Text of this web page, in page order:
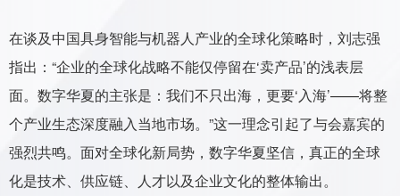
在谈及中国具身智能与机器人产业的全球化策略时，刘志强
指出：“企业的全球化战略不能仅停留在‘卖产品’的浅表层
面。数字华夏的主张是：我们不只出海，更要‘入海’——将整
个产业生态深度融入当地市场。”这一理念引起了与会嘉宾的
强烈共鸣。面对全球化新局势，数字华夏坚信，真正的全球
化是技术、供应链、人才以及企业文化的整体输出。